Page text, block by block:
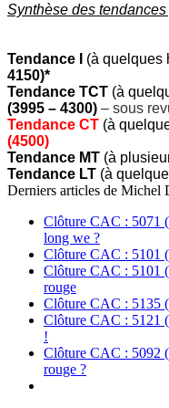
Synthèse des
Tendance I (à quelques
4150)*
Tendance TCT (à
(3995 – 4300) – sous
Tendance CT (à
(4500)
Tendance MT (à
Tendance LT (à
Derniers articles de Michel
Clôture CAC : 5071
long we ?
Clôture CAC : 5101
Clôture CAC : 5101
rouge
Clôture CAC : 5135
Clôture CAC : 5121
!
Clôture CAC : 5092
rouge ?